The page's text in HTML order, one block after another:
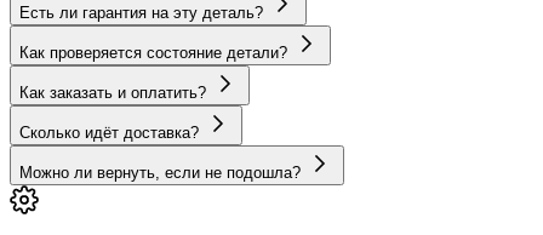
Есть ли гарантия на эту деталь?
Как проверяется состояние детали?
Как заказать и оплатить?
Сколько идёт доставка?
Можно ли вернуть, если не подошла?